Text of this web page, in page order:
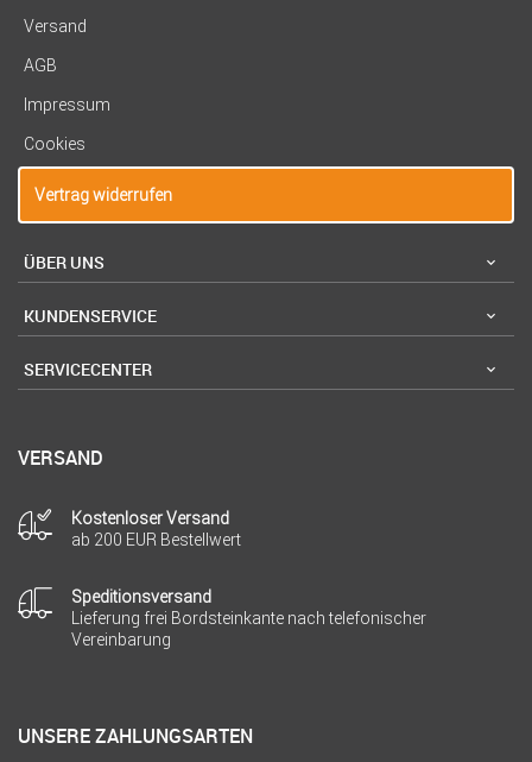
Versand
AGB
Impressum
Cookies
Vertrag widerrufen
ÜBER UNS
KUNDENSERVICE
SERVICECENTER
VERSAND
Kostenloser Versand
ab 200 EUR Bestellwert
Speditionsversand
Lieferung frei Bordsteinkante nach telefonischer
Vereinbarung
UNSERE ZAHLUNGSARTEN